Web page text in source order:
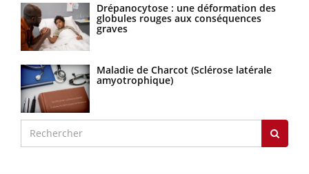
Drépanocytose : une déformation des
globules rouges aux conséquences
graves
Maladie de Charcot (Sclérose latérale
amyotrophique)